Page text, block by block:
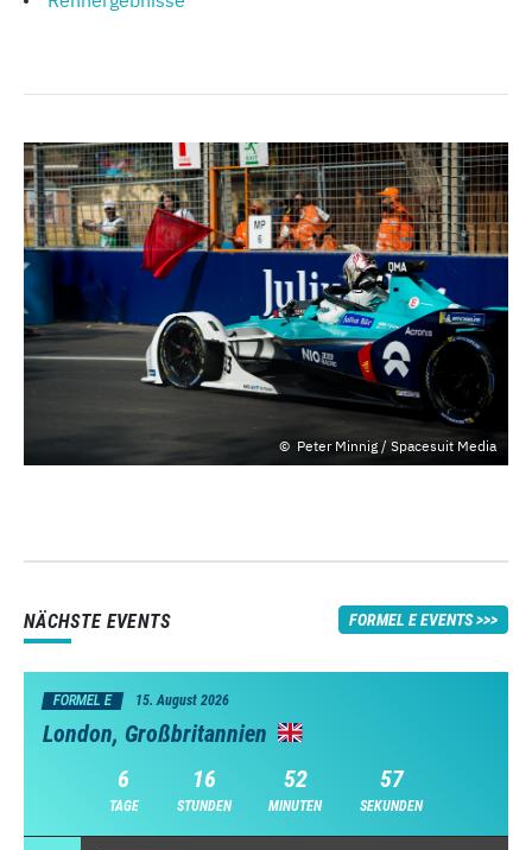
Peter Minnig / Spacesuit Media
NÄCHSTE EVENTS FORMEL E EVENTS
FORMEL E 15. August 2026
London, Großbritannien
6
TAGE
16
STUNDEN
52
MINUTEN
57
SEKUNDEN